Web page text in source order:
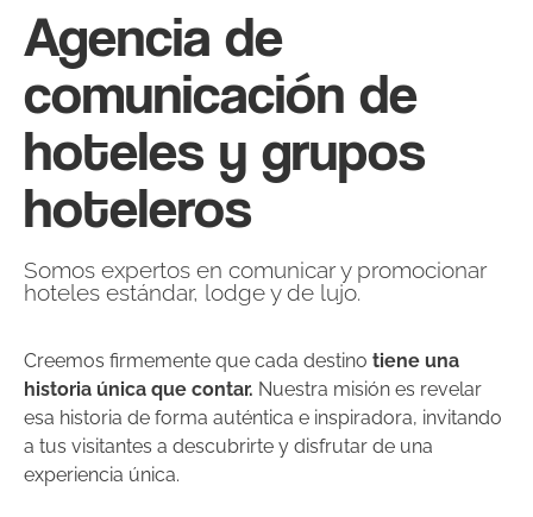
Agencia de
comunicación de
hoteles y grupos
hoteleros
Somos expertos en comunicar y promocionar
hoteles estándar, lodge y de lujo.
Creemos firmemente que cada destino tiene una
historia única que contar. Nuestra misión es revelar
esa historia de forma auténtica e inspiradora, invitando
a tus visitantes a descubrirte y disfrutar de una
experiencia única.